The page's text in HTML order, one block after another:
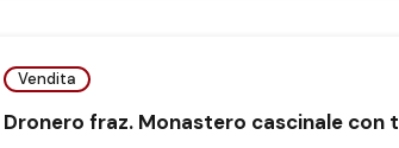
Vendita
Dronero fraz. Monastero cascinale con